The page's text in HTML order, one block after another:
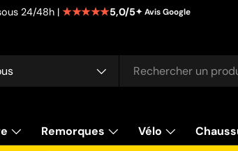
24/48h | ★★★★★5,0/5✦ Avis Google
produit
Remorques Vélo